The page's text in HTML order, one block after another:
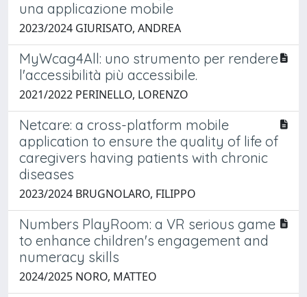
una applicazione mobile
2023/2024 GIURISATO, ANDREA
MyWcag4All: uno strumento per rendere
l'accessibilità più accessibile.
2021/2022 PERINELLO, LORENZO
Netcare: a cross-platform mobile
application to ensure the quality of life of
caregivers having patients with chronic
diseases
2023/2024 BRUGNOLARO, FILIPPO
Numbers PlayRoom: a VR serious game
to enhance children's engagement and
numeracy skills
2024/2025 NORO, MATTEO